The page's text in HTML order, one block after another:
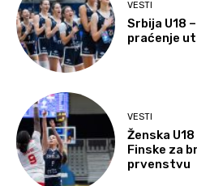
VESTI
Srbija U18
praćenje
VESTI
Ženska
Finske za
prvenstvu